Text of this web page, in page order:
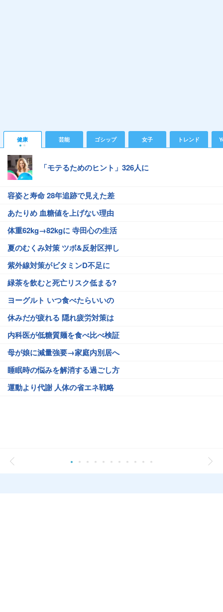
健康 芸能 ゴシップ 女子 トレンド
「モテるためのヒント」326人に
容姿と寿命 28年追跡で見えた差
あたりめ 血糖値を上げない理由
体重62kg→82kgに 寺田心の生活
夏のむくみ対策 ツボ&反射区押し
紫外線対策がビタミンD不足に
緑茶を飲むと死亡リスク低まる?
ヨーグルト いつ食べたらいいの
休みだが疲れる 隠れ疲労対策は
内科医が低糖質麺を食べ比べ検証
母が娘に減量強要→家庭内別居へ
睡眠時の悩みを解消する過ごし方
運動より代謝 人体の省エネ戦略